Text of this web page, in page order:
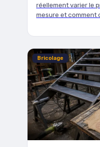
réellement varier le
mesure et comment
Bricolage